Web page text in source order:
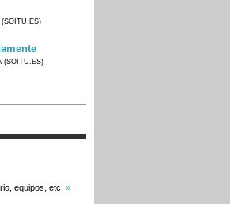
(SOITU.ES)
equipos, etc. »